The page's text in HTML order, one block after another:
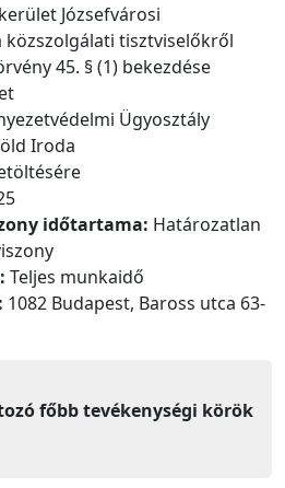
Józsefvárosi
közszolgálati tisztviselőkről
45. § (1) bekezdése
Ügyosztály
Iroda
időtartama: Határozatlan
Teljes munkaidő
1082 Budapest, Baross utca 63-
főbb tevékenységi körök